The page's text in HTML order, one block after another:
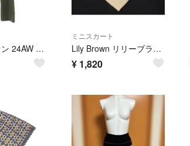
リリーブラウン 24AW アタッチドプリーツスカート フレアパンツ 2点セット
ミニスカート
Lily Brown リリーブラウン カットワーク Aライン 台形 スカート size0/ライトベージュ ■■ レディース
¥ 1,820